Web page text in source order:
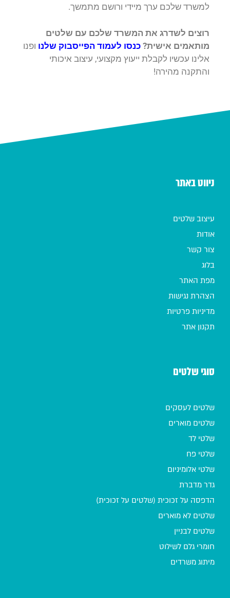
למשרד שלכם ערך מיידי ורושם מתמשך.
רוצים לשדרג את המשרד שלכם עם שלטים
מותאמים אישית? כנסו לעמוד הפייסבוק שלנו ופנו
אלינו עכשיו לקבלת ייעוץ מקצועי, עיצוב איכותי
והתקנה מהירה!
ניווט באתר
עיצוב שלטים
אודות
צור קשר
בלוג
מפת האתר
הצהרת נגישות
מדיניות פרטיות
תקנון אתר
סוגי שלטים
שלטים לעסקים
שלטים מוארים
שלטי לד
שלטי פח
שלטי אלומיניום
גדר מדברת
הדפסה על זכוכית (שלטים על זכוכית)
שלטים לא מוארים
שלטים לבניין
חומרי גלם לשילוט
מיתוג משרדים